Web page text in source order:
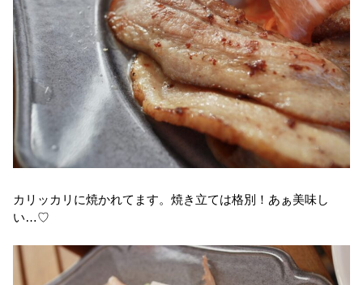
カリッカリに焼かれてます。焼き立ては格別！あぁ美味し
い…♡